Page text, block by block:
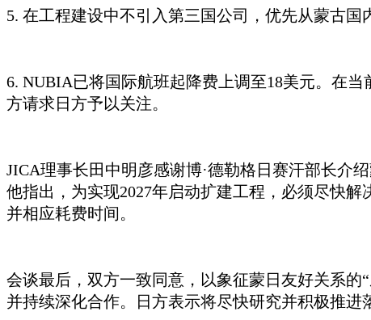
5. 在工程建设中不引入第三国公司，优先从蒙古
6. NUBIA已将国际航班起降费上调至18美元。在
方请求日方予以关注。
JICA理事长田中明彦感谢博·德勒格日赛汗部长介
他指出，为实现2027年启动扩建工程，必须尽快
并相应耗费时间。
会谈最后，双方一致同意，以象征蒙日友好关系的
并持续深化合作。日方表示将尽快研究并积极推进